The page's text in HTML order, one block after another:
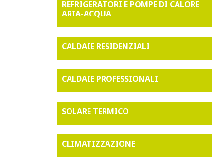
REFRIGERATORI E POMPE DI CALORE
ARIA-ACQUA
CALDAIE RESIDENZIALI
CALDAIE PROFESSIONALI
SOLARE TERMICO
CLIMATIZZAZIONE